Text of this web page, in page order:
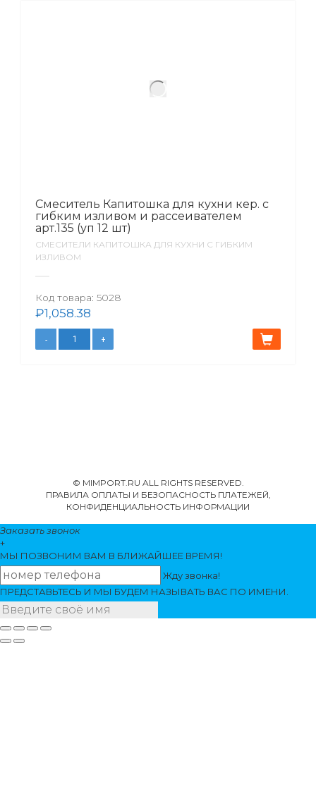
Смеситель Капитошка для кухни кер. с
гибким изливом и рассеивателем
арт.135 (уп 12 шт)
СМЕСИТЕЛИ КАПИТОШКА ДЛЯ КУХНИ С ГИБКИМ
ИЗЛИВОМ
Код товара: 5028
₽1,058.38
© MIMPORT.RU ALL RIGHTS RESERVED.
ПРАВИЛА ОПЛАТЫ И БЕЗОПАСНОСТЬ ПЛАТЕЖЕЙ,
КОНФИДЕНЦИАЛЬНОСТЬ ИНФОРМАЦИИ
Заказать звонок
+
МЫ ПОЗВОНИМ ВАМ В БЛИЖАЙШЕЕ ВРЕМЯ!
Жду звонка!
ПРЕДСТАВЬТЕСЬ И МЫ БУДЕМ НАЗЫВАТЬ ВАС ПО ИМЕНИ.